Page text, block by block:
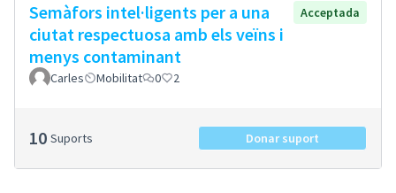
Semàfors intel·ligents per a una
ciutat respectuosa amb els veïns i
menys contaminant
Acceptada
Carles Mobilitat 0 2
10 Suports Donar suport